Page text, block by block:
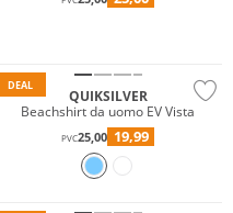
DEAL
QUIKSILVER
Beachshirt da uomo EV Vista
PVC25,00 19,99